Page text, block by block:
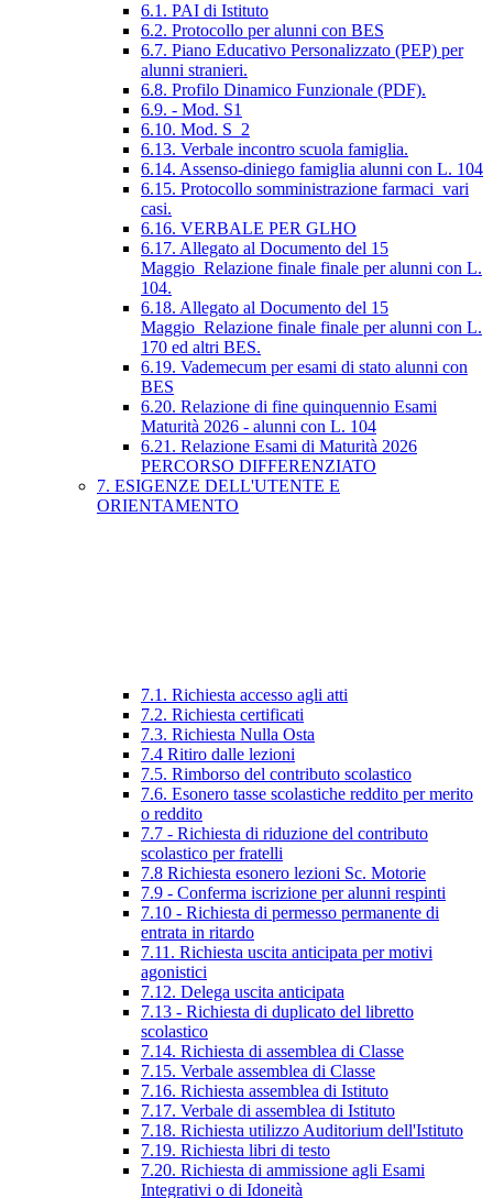
6.1. PAI di Istituto
6.2. Protocollo per alunni con BES
6.7. Piano Educativo Personalizzato (PEP) per
alunni stranieri.
6.8. Profilo Dinamico Funzionale (PDF).
6.9. - Mod. S1
6.10. Mod. S_2
6.13. Verbale incontro scuola famiglia.
6.14. Assenso-diniego famiglia alunni con L. 104
6.15. Protocollo somministrazione farmaci_vari
casi.
6.16. VERBALE PER GLHO
6.17. Allegato al Documento del 15
Maggio_Relazione finale finale per alunni con L.
104.
6.18. Allegato al Documento del 15
Maggio_Relazione finale finale per alunni con L.
170 ed altri BES.
6.19. Vademecum per esami di stato alunni con
BES
6.20. Relazione di fine quinquennio Esami
Maturità 2026 - alunni con L. 104
6.21. Relazione Esami di Maturità 2026
PERCORSO DIFFERENZIATO
7. ESIGENZE DELL'UTENTE E
ORIENTAMENTO
7.1. Richiesta accesso agli atti
7.2. Richiesta certificati
7.3. Richiesta Nulla Osta
7.4 Ritiro dalle lezioni
7.5. Rimborso del contributo scolastico
7.6. Esonero tasse scolastiche reddito per merito
o reddito
7.7 - Richiesta di riduzione del contributo
scolastico per fratelli
7.8 Richiesta esonero lezioni Sc. Motorie
7.9 - Conferma iscrizione per alunni respinti
7.10 - Richiesta di permesso permanente di
entrata in ritardo
7.11. Richiesta uscita anticipata per motivi
agonistici
7.12. Delega uscita anticipata
7.13 - Richiesta di duplicato del libretto
scolastico
7.14. Richiesta di assemblea di Classe
7.15. Verbale assemblea di Classe
7.16. Richiesta assemblea di Istituto
7.17. Verbale di assemblea di Istituto
7.18. Richiesta utilizzo Auditorium dell'Istituto
7.19. Richiesta libri di testo
7.20. Richiesta di ammissione agli Esami
Integrativi o di Idoneità